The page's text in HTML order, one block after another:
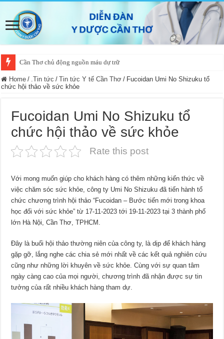
Cần Thơ chủ động nguồn máu dự trữ
Home / .Tin tức / Tin tức Y tế Cần Thơ / Fucoidan Umi No Shizuku tổ
chức hội thảo về sức khỏe
Fucoidan Umi No Shizuku tổ
chức hội thảo về sức khỏe
Rate this post
Với mong muốn giúp cho khách hàng có thêm những kiến thức về
việc chăm sóc sức khỏe, công ty Umi No Shizuku đã tiến hành tổ
chức chương trình hội thảo “Fucoidan – Bước tiến mới trong khoa
học đối với sức khỏe” từ 17-11-2023 tới 19-11-2023 tại 3 thành phố
lớn Hà Nội, Cần Thơ, TPHCM.
Đây là buổi hội thảo thường niên của công ty, là dịp để khách hàng
gặp gỡ, lắng nghe các chia sẻ mới nhất về các kết quả nghiên cứu
cũng như những lời khuyên về sức khỏe. Cùng với sự quan tâm
ngày càng cao của mọi người, chương trình đã nhận được sự tin
tưởng của rất nhiều khách hàng tham dự.